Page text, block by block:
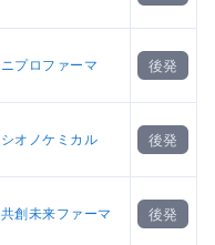
ニプロファーマ 後発
シオノケミカル 後発
共創未来ファーマ 後発